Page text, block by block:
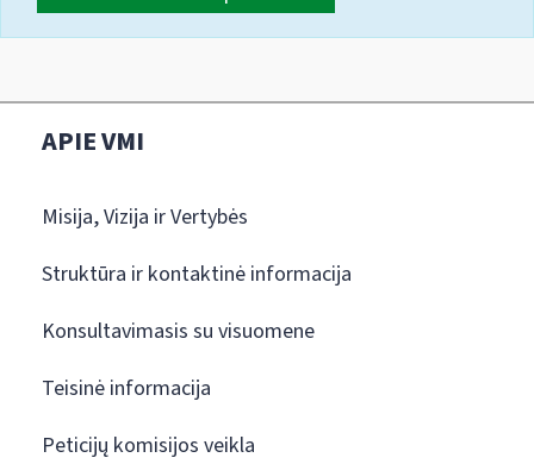
APIE VMI
Misija, Vizija ir Vertybės
Struktūra ir kontaktinė informacija
Konsultavimasis su visuomene
Teisinė informacija
Peticijų komisijos veikla